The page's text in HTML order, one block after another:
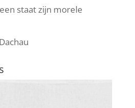
staat zijn morele